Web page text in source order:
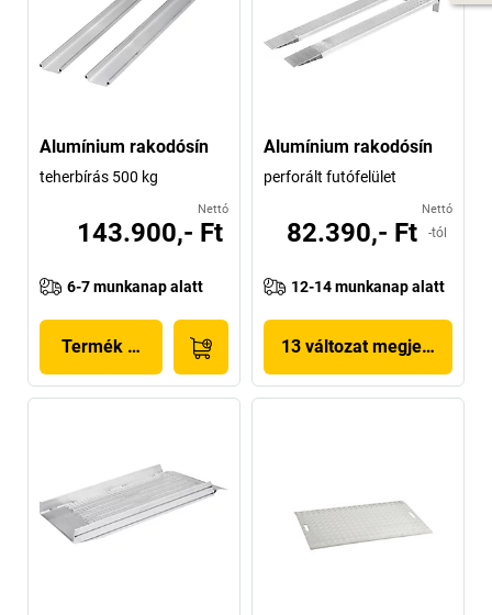
Alumínium rakodósín
teherbírás 500 kg
Nettó
143.900,- Ft
6-7 munkanap alatt
Termék megjelenítése
Alumínium rakodósín
perforált futófelület
Nettó
82.390,- Ft -tól
12-14 munkanap alatt
13 változat megjelenítése